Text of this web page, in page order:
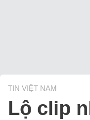
TIN VIỆT NAM
Lộ clip